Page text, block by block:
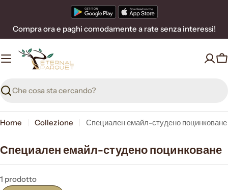
contenuto
Compra ora e paghi comodamente a rate senza interessi!
Ricerca
Home Collezione Специален емайл-студено поцинковане
Специален емайл-студено поцинковане
1 prodotto